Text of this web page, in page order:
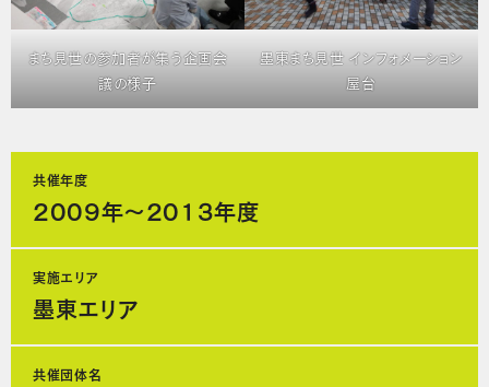
まち見世の参加者が集う企画会
議の様子
墨東まち見世 インフォメーション
屋台
共催年度
2009年〜2013年度
実施エリア
墨東エリア
共催団体名